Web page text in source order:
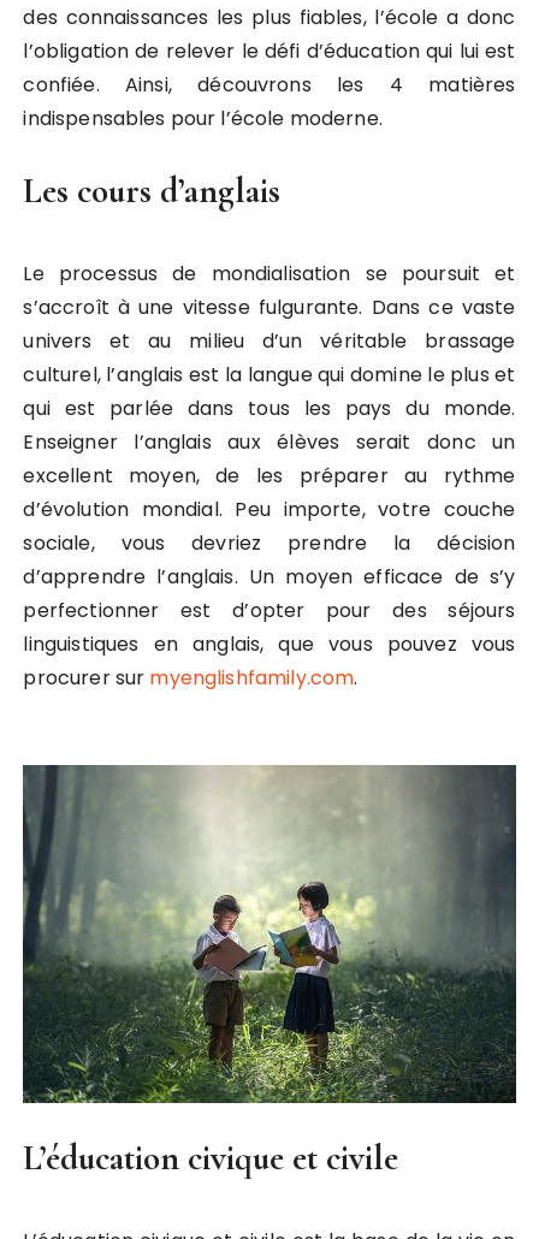
des connaissances les plus fiables, l’école a donc
l’obligation de relever le défi d’éducation qui lui est
confiée. Ainsi, découvrons les 4 matières
indispensables pour l’école moderne.
Les cours d’anglais
Le processus de mondialisation se poursuit et
s’accroît à une vitesse fulgurante. Dans ce vaste
univers et au milieu d’un véritable brassage
culturel, l’anglais est la langue qui domine le plus et
qui est parlée dans tous les pays du monde.
Enseigner l’anglais aux élèves serait donc un
excellent moyen, de les préparer au rythme
d’évolution mondial. Peu importe, votre couche
sociale, vous devriez prendre la décision
d’apprendre l’anglais. Un moyen efficace de s’y
perfectionner est d’opter pour des séjours
linguistiques en anglais, que vous pouvez vous
procurer sur myenglishfamily.com.
L’éducation civique et civile